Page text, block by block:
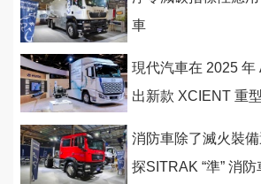
車
現代汽車在 2025 年
出新款 XCIENT 重
消防車除了滅火裝
探SITRAK “準” 消